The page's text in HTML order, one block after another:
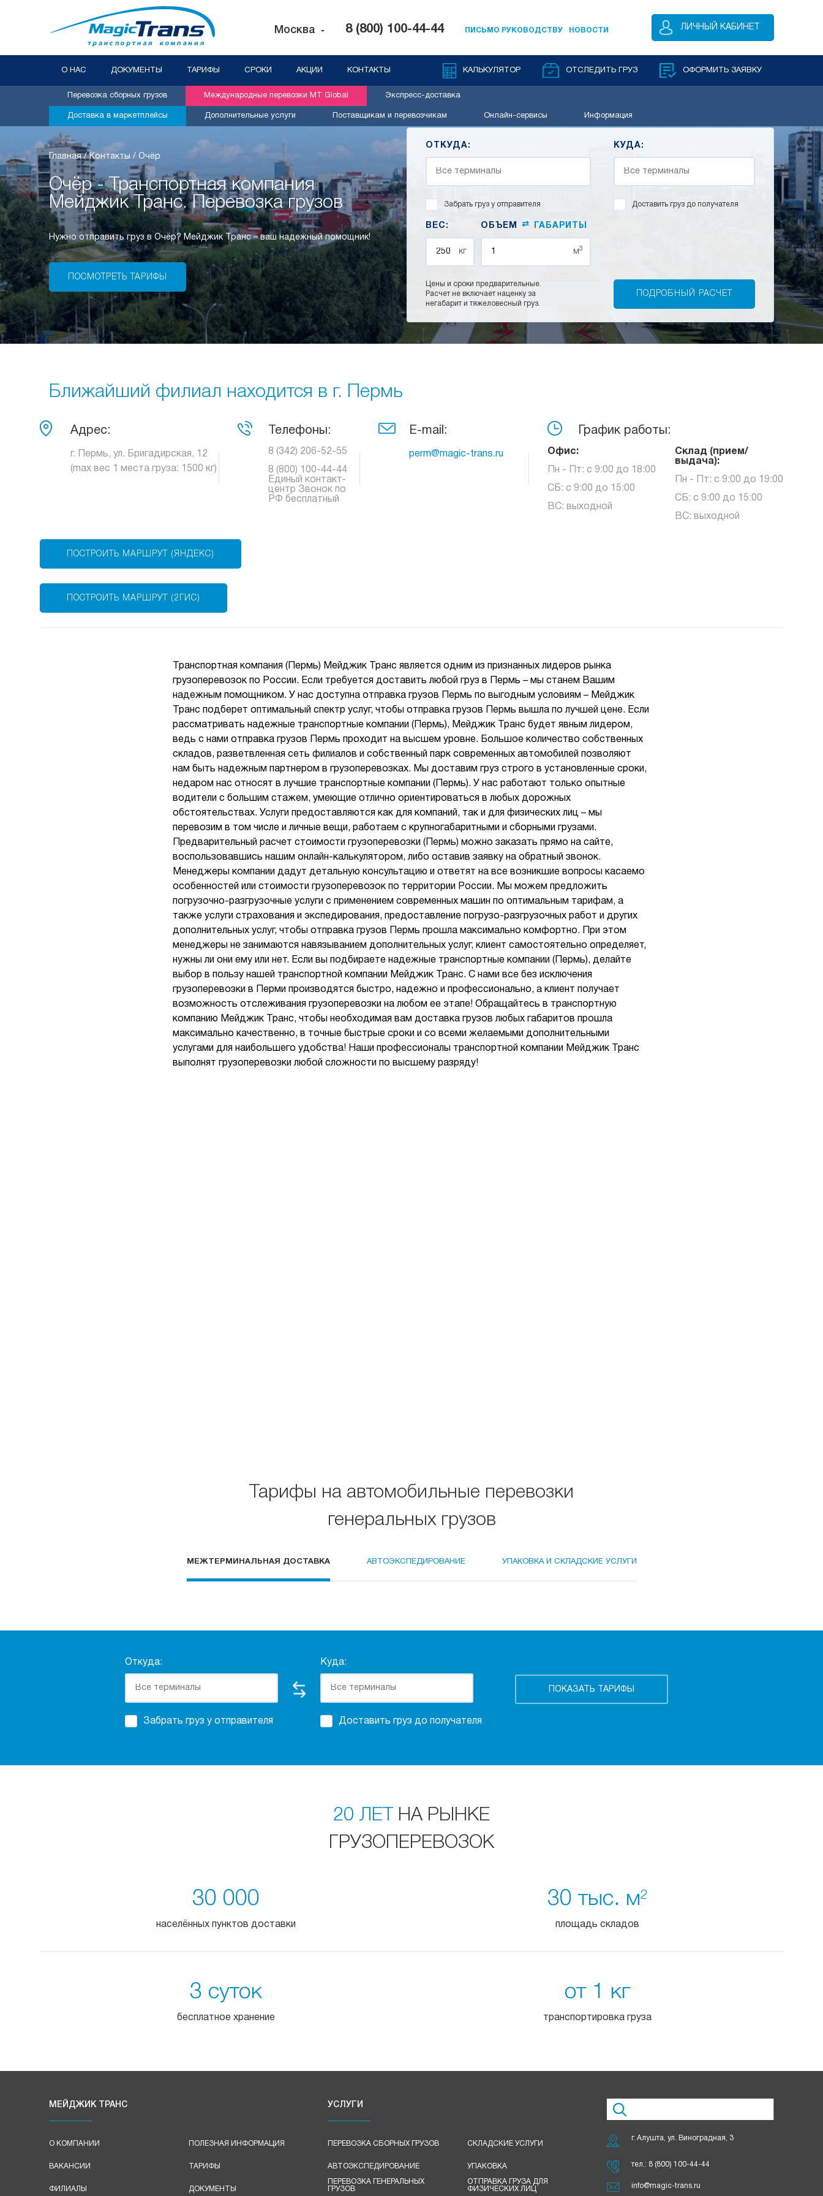
Москва 8 (800) 100-44-44 ПИСЬМО РУКОВОДСТВУ НОВОСТИ ЛИЧНЫЙ КАБИНЕТ
О НАС ДОКУМЕНТЫ ТАРИФЫ СРОКИ АКЦИИ КОНТАКТЫ КАЛЬКУЛЯТОР ОТСЛЕДИТЬ ГРУЗ ОФОРМИТЬ ЗАЯВКУ
Перевозка сборных грузов Международные перевозки MT Global Экспресс-доставка
Доставка в маркетплейсы Дополнительные услуги Поставщикам и перевозчикам Онлайн-сервисы Информация
Главная/Контакты / Очёр
Очёр - Транспортная компания
Мейджик Транс. Перевозка грузов
Нужно отправить груз в Очёр? Мейджик Транс – ваш надежный помощник!
ПОСМОТРЕТЬ ТАРИФЫ
ОТКУДА:
Забрать груз у отправителя
КУДА:
Доставить груз до получателя
ВЕС:
кг
ОБЪЕМ ⇄ ГАБАРИТЫ
м3
Цены и сроки предварительные.
Расчет не включает наценку за
негабарит и тяжеловесный груз.
Ближайший филиал находится в г. Пермь
Адрес:
г. Пермь, ул. Бригадирская, 12
(max вес 1 места груза: 1500 кг)
Телефоны:
8 (342) 206-52-55
8 (800) 100-44-44
Единый контакт-
центр Звонок по
РФ бесплатный
E-mail:
perm@magic-trans.ru
График работы:
Офис:
Пн - Пт: с 9:00 до 18:00
СБ: с 9:00 до 15:00
ВС: выходной
Склад (прием/
выдача):
Пн - Пт: с 9:00 до 19:00
СБ: с 9:00 до 15:00
ВС: выходной
ПОСТРОИТЬ МАРШРУТ (ЯНДЕКС)
ПОСТРОИТЬ МАРШРУТ (2ГИС)
Транспортная компания (Пермь) Мейджик Транс является одним из признанных лидеров рынка
грузоперевозок по России. Если требуется доставить любой груз в Пермь – мы станем Вашим
надежным помощником. У нас доступна отправка грузов Пермь по выгодным условиям – Мейджик
Транс подберет оптимальный спектр услуг, чтобы отправка грузов Пермь вышла по лучшей цене. Если
рассматривать надежные транспортные компании (Пермь), Мейджик Транс будет явным лидером,
ведь с нами отправка грузов Пермь проходит на высшем уровне. Большое количество собственных
складов, разветвленная сеть филиалов и собственный парк современных автомобилей позволяют
нам быть надежным партнером в грузоперевозках. Мы доставим груз строго в установленные сроки,
недаром нас относят в лучшие транспортные компании (Пермь). У нас работают только опытные
водители с большим стажем, умеющие отлично ориентироваться в любых дорожных
обстоятельствах. Услуги предоставляются как для компаний, так и для физических лиц – мы
перевозим в том числе и личные вещи, работаем с крупногабаритными и сборными грузами.
Предварительный расчет стоимости грузоперевозки (Пермь) можно заказать прямо на сайте,
воспользовавшись нашим онлайн-калькулятором, либо оставив заявку на обратный звонок.
Менеджеры компании дадут детальную консультацию и ответят на все возникшие вопросы касаемо
особенностей или стоимости грузоперевозок по территории России. Мы можем предложить
погрузочно-разгрузочные услуги с применением современных машин по оптимальным тарифам, а
также услуги страхования и экспедирования, предоставление погрузо-разгрузочных работ и других
дополнительных услуг, чтобы отправка грузов Пермь прошла максимально комфортно. При этом
менеджеры не занимаются навязыванием дополнительных услуг, клиент самостоятельно определяет,
нужны ли они ему или нет. Если вы подбираете надежные транспортные компании (Пермь), делайте
выбор в пользу нашей транспортной компании Мейджик Транс. С нами все без исключения
грузоперевозки в Перми производятся быстро, надежно и профессионально, а клиент получает
возможность отслеживания грузоперевозки на любом ее этапе! Обращайтесь в транспортную
компанию Мейджик Транс, чтобы необходимая вам доставка грузов любых габаритов прошла
максимально качественно, в точные быстрые сроки и со всеми желаемыми дополнительными
услугами для наибольшего удобства! Наши профессионалы транспортной компании Мейджик Транс
выполнят грузоперевозки любой сложности по высшему разряду!
Тарифы на автомобильные перевозки
генеральных грузов
МЕЖТЕРМИНАЛЬНАЯ ДОСТАВКА АВТОЭКСПЕДИРОВАНИЕ УПАКОВКА И СКЛАДСКИЕ УСЛУГИ
Откуда:
Забрать груз у отправителя
Куда:
Доставить груз до получателя
20 ЛЕТ
НА РЫНКЕ
ГРУЗОПЕРЕВОЗОК
30 000
населённых пунктов доставки
30 тыс. м2
площадь складов
3 суток
бесплатное хранение
от 1 кг
транспортировка груза
МЕЙДЖИК ТРАНС
О КОМПАНИИ
ВАКАНСИИ
ФИЛИАЛЫ
ПОЛЕЗНАЯ ИНФОРМАЦИЯ
ТАРИФЫ
ДОКУМЕНТЫ
УСЛУГИ
ПЕРЕВОЗКА СБОРНЫХ ГРУЗОВ
АВТОЭКСПЕДИРОВАНИЕ
ПЕРЕВОЗКА ГЕНЕРАЛЬНЫХ
ГРУЗОВ
СКЛАДСКИЕ УСЛУГИ
УПАКОВКА
ОТПРАВКА ГРУЗА ДЛЯ
ФИЗИЧЕСКИХ ЛИЦ
г. Алушта, ул. Виноградная, 3
тел.: 8 (800) 100-44-44
info@magic-trans.ru